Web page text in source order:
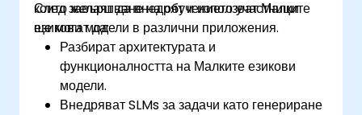
които желаят да внедрят и използват Малки
езикови модели в различни приложения.
След завършване на обучението участниците
ще могат да:
Разбират архитектурата и
функционалността на Малките езикови
модели.
Внедряват SLMs за задачи като генериране